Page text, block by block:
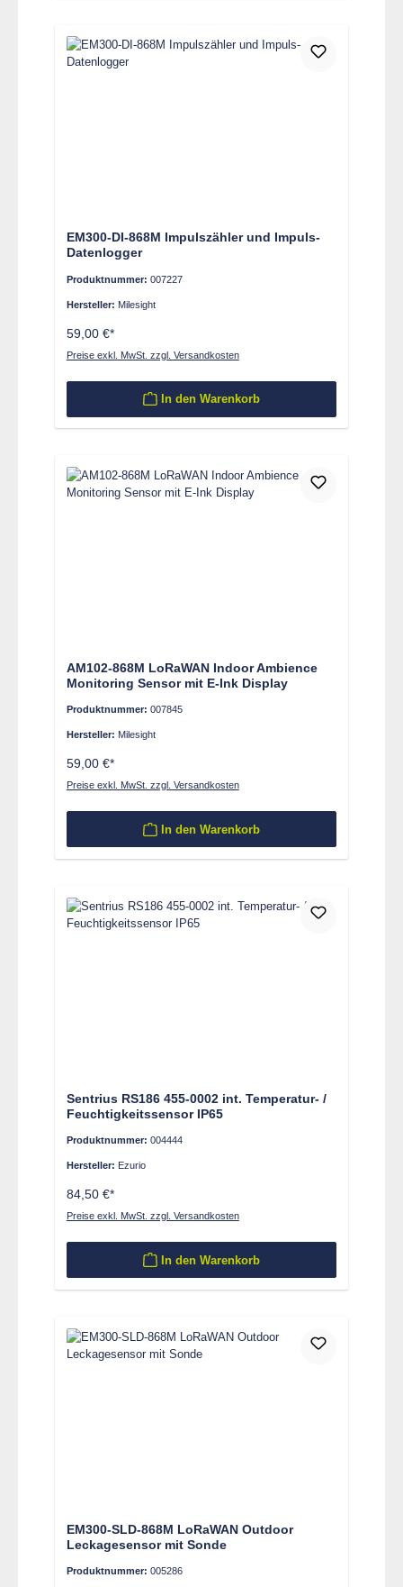
EM300-DI-868M Impulszähler und Impuls-
Datenlogger
Produktnummer: 007227
Hersteller: Milesight
59,00 €*
Preise exkl. MwSt. zzgl. Versandkosten
In den Warenkorb
AM102-868M LoRaWAN Indoor Ambience
Monitoring Sensor mit E-Ink Display
Produktnummer: 007845
Hersteller: Milesight
59,00 €*
Preise exkl. MwSt. zzgl. Versandkosten
In den Warenkorb
Sentrius RS186 455-0002 int. Temperatur- /
Feuchtigkeitssensor IP65
Produktnummer: 004444
Hersteller: Ezurio
84,50 €*
Preise exkl. MwSt. zzgl. Versandkosten
In den Warenkorb
EM300-SLD-868M LoRaWAN Outdoor
Leckagesensor mit Sonde
Produktnummer: 005286